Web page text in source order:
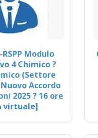
RSPP Modulo
4 Chimico ?
(Settore
Accordo
2025 ? 16 ore
virtuale]